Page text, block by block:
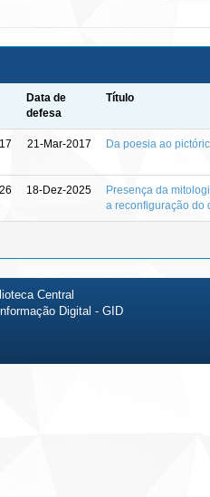
Data de
defesa
Título
21-Mar-2017 Da poesia ao
18-Dez-2025
Presença da
a reconfiguração do
Central
Digital - GID